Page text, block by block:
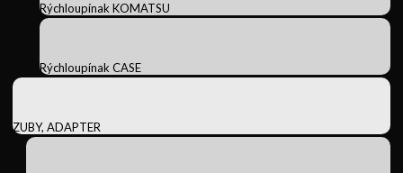
Rýchloupínak KOMATSU
Rýchloupínak CASE
ZUBY, ADAPTER